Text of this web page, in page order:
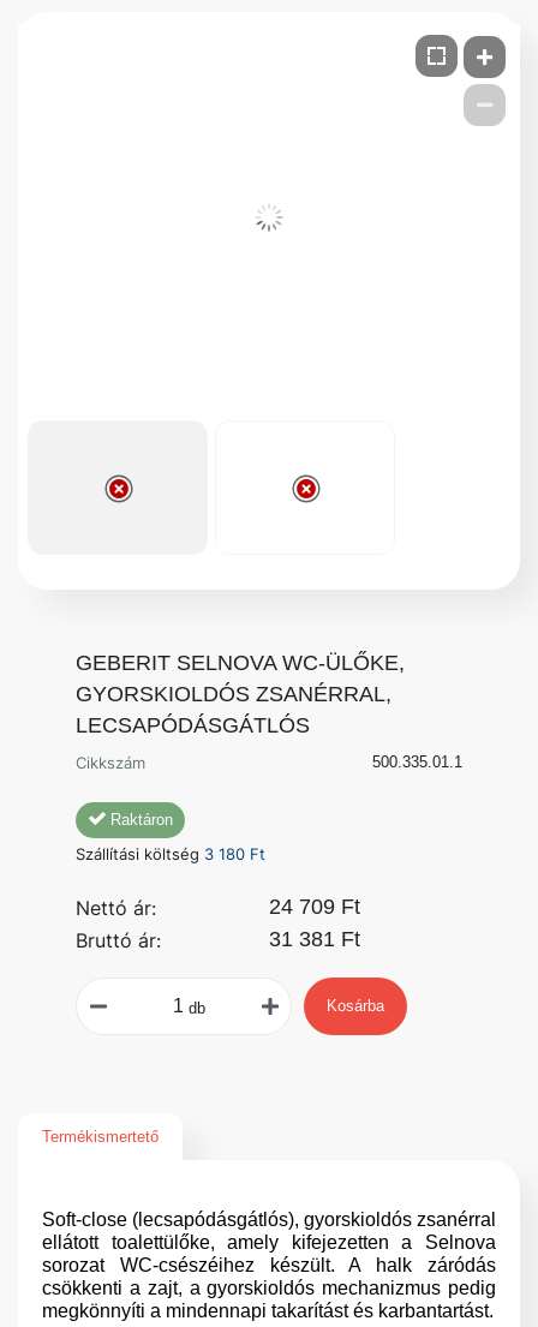
GEBERIT SELNOVA WC-ÜLŐKE,
GYORSKIOLDÓS ZSANÉRRAL,
LECSAPÓDÁSGÁTLÓS
Cikkszám 500.335.01.1
Raktáron
Szállítási költség 3 180 Ft
Nettó ár:
24 709 Ft
Bruttó ár:
31 381 Ft
db Kosárba
Termékismertető
Soft-close (lecsapódásgátlós), gyorskioldós zsanérral
ellátott toalettülőke, amely kifejezetten a Selnova
sorozat WC-csészéihez készült. A halk záródás
csökkenti a zajt, a gyorskioldós mechanizmus pedig
megkönnyíti a mindennapi takarítást és karbantartást.